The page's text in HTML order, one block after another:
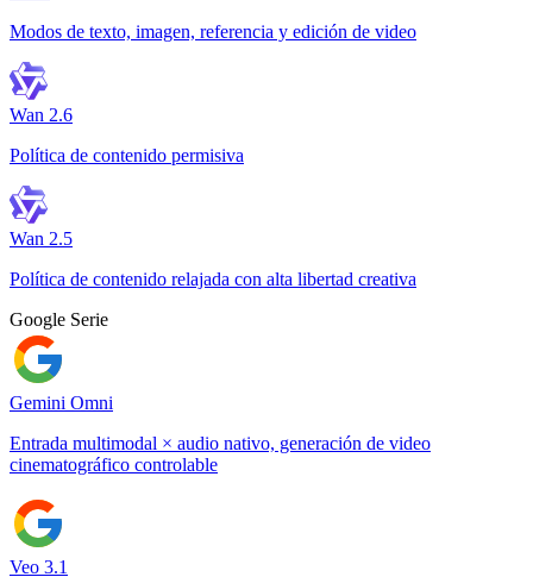
Modos de texto, imagen, referencia y edición de video
Wan 2.6
Política de contenido permisiva
Wan 2.5
Política de contenido relajada con alta libertad creativa
Google Serie
Gemini Omni
Entrada multimodal × audio nativo, generación de video
cinematográfico controlable
Veo 3.1